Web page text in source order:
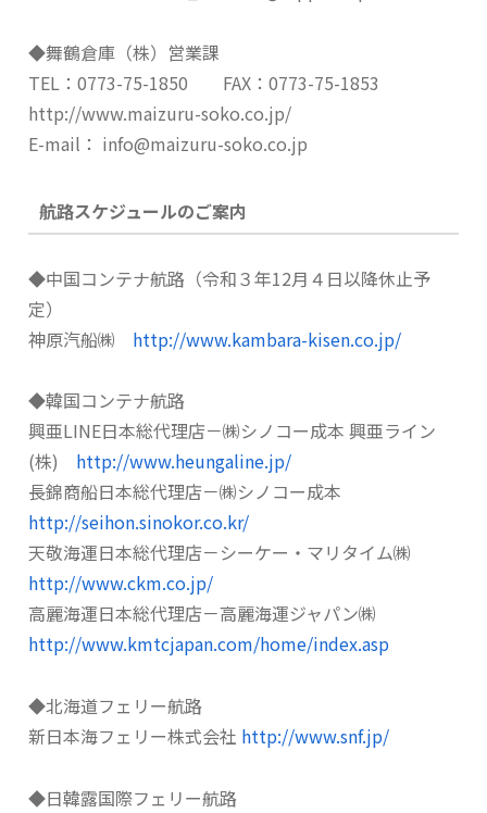
◆舞鶴倉庫（株）営業課
TEL：0773-75-1850 FAX：0773-75-1853
http://www.maizuru-soko.co.jp/
E-mail： info@maizuru-soko.co.jp
航路スケジュールのご案内
◆中国コンテナ航路（令和３年12月４日以降休止予
定）
神原汽船㈱ http://www.kambara-kisen.co.jp/
◆韓国コンテナ航路
興亜LINE日本総代理店－㈱シノコー成本 興亜ライン
(株) http://www.heungaline.jp/
長錦商船日本総代理店－㈱シノコー成本
http://seihon.sinokor.co.kr/
天敬海運日本総代理店－シーケー・マリタイム㈱
http://www.ckm.co.jp/
高麗海運日本総代理店－高麗海運ジャパン㈱
http://www.kmtcjapan.com/home/index.asp
◆北海道フェリー航路
新日本海フェリー株式会社 http://www.snf.jp/
◆日韓露国際フェリー航路